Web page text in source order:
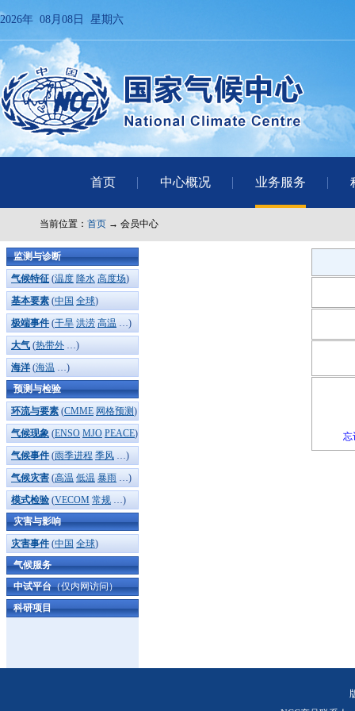
2026年 08月08日 星期六
首页 中心概况 业务服务
当前位置： 首页 → 会员中心
监测与诊断
气候特征 (温度 降水 高度场)
基本要素 (中国 全球)
极端事件(干旱 洪涝 高温 …)
大气 (热带外 …)
海洋(海温 …)
预测与检验
环流与要素 (CMME 网格预测)
气候现象 (ENSO MJO PEACE)
气候事件(雨季进程 季风 …)
气候灾害 (高温 低温 暴雨 …)
模式检验(VECOM 常规 …)
灾害与影响
灾害事件(中国 全球)
气候服务
中试平台（仅内网访问）
科研项目
忘